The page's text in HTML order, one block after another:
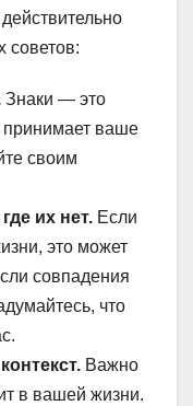
советов:
Знаки — это
ваше
своим
их нет. Если
это может
совпадения
что
Важно
в вашей жизни.